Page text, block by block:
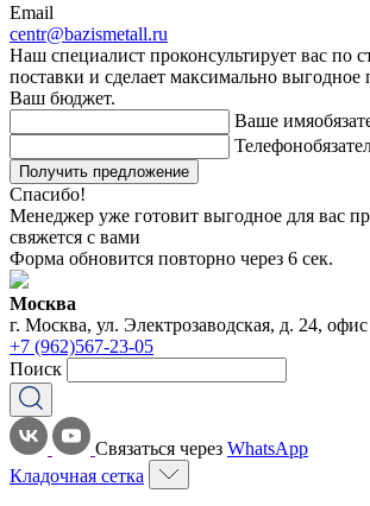
Email
centr@bazismetall.ru
Наш специалист проконсультирует вас по
поставки и сделает максимально
Ваш бюджет.
Ваше имя
Телефон
Получить предложение
Спасибо!
Менеджер уже готовит выгодное для вас
свяжется с вами
Форма обновится повторно через 6 сек.
Москва
г. Москва, ул. Электрозаводская, д. 24,
+7 (962)567-23-05
Поиск
Связаться через WhatsApp
Кладочная сетка